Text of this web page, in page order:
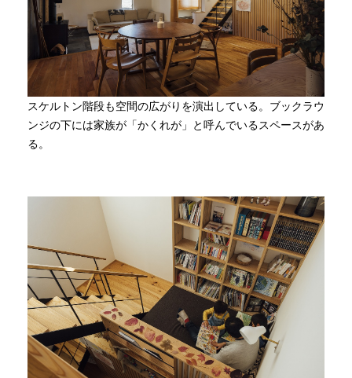
スケルトン階段も空間の広がりを演出している。ブックラウ
ンジの下には家族が「かくれが」と呼んでいるスペースがあ
る。